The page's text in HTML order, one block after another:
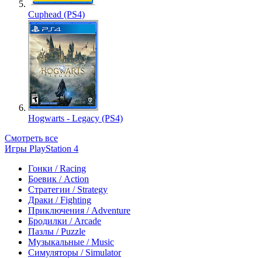
Cuphead (PS4)
Hogwarts - Legacy (PS4)
Смотреть все
Игры PlayStation 4
Гонки / Racing
Боевик / Action
Стратегии / Strategy
Драки / Fighting
Приключения / Adventure
Бродилки / Arcade
Пазлы / Puzzle
Музыкальные / Music
Симуляторы / Simulator